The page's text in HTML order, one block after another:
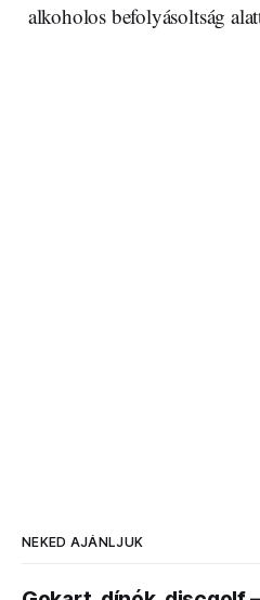
alkoholos befolyásoltság
NEKED AJÁNLJUK